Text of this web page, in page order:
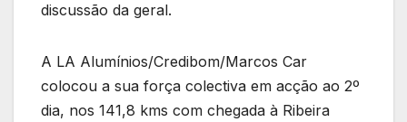
discussão da geral.
A LA Alumínios/Credibom/Marcos Car
colocou a sua força colectiva em acção ao 2º
dia, nos 141,8 kms com chegada à Ribeira